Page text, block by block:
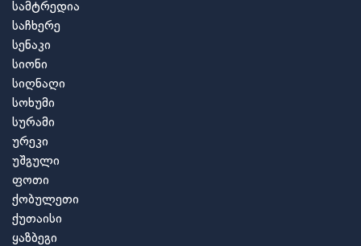
სამტრედია
საჩხერე
სენაკი
სიონი
სიღნაღი
სოხუმი
სურამი
ურეკი
უშგული
ფოთი
ქობულეთი
ქუთაისი
ყაზბეგი